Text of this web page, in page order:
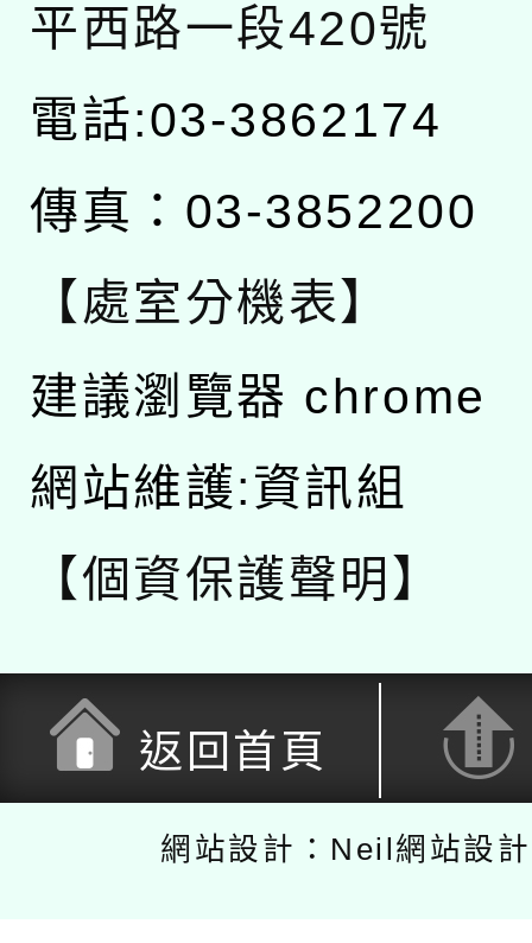
平西路一段420號
電話:03-3862174
傳真：03-3852200
【處室分機表】
建議瀏覽器 chrome
網站維護:資訊組
【個資保護聲明】
返回首頁
網站設計：Neil網站設